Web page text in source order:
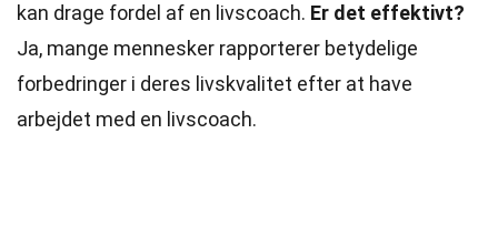
kan drage fordel af en livscoach. Er det effektivt?
Ja, mange mennesker rapporterer betydelige
forbedringer i deres livskvalitet efter at have
arbejdet med en livscoach.